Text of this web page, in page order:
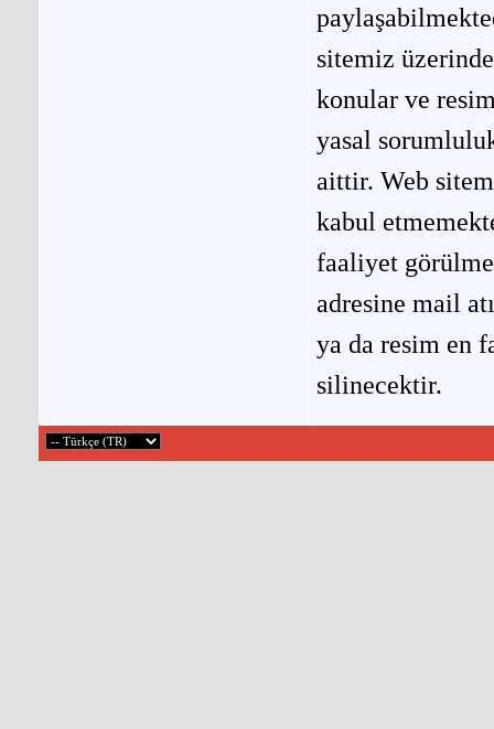
sitemiz
konular ve
yasal
aittir. Web
kabul
faaliyet
adresine mail
ya da resim en
silinecektir.